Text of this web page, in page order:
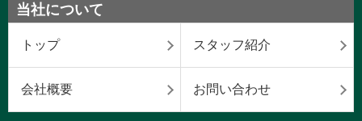
当社について
トップ スタッフ紹介
会社概要 お問い合わせ